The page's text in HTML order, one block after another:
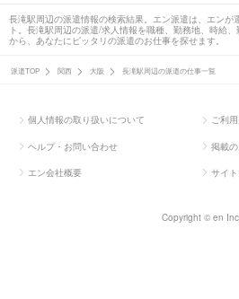
長滝駅周辺の派遣情報の検索結果。エン派遣は、エンが
ト。長滝駅周辺の派遣/求人情報を職種、勤務地、時給
から、あなたにピッタリの派遣のお仕事を探せます。
派遣TOP 関西 大阪 長滝駅周辺の派遣の仕事一覧
個人情報の取り扱いについて ご利
ヘルプ・お問い合わせ 掲載
エン会社概要 サイ
Copyright © en